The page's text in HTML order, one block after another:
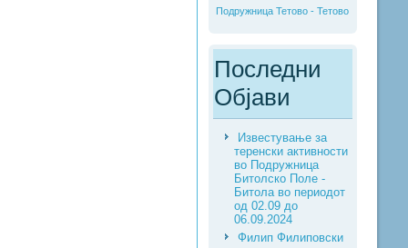
Подружница Тетово - Тетово
Последни
Објави
Известување за
теренски активности
во Подружница
Битолско Поле -
Битола во периодот
од 02.09 до
06.09.2024
Филип Филиповски